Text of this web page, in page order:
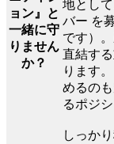
ョン』と
一緒に守
りません
か？
地とし
バー を
です）
直結す
ります
めるの
るポジ
しっか